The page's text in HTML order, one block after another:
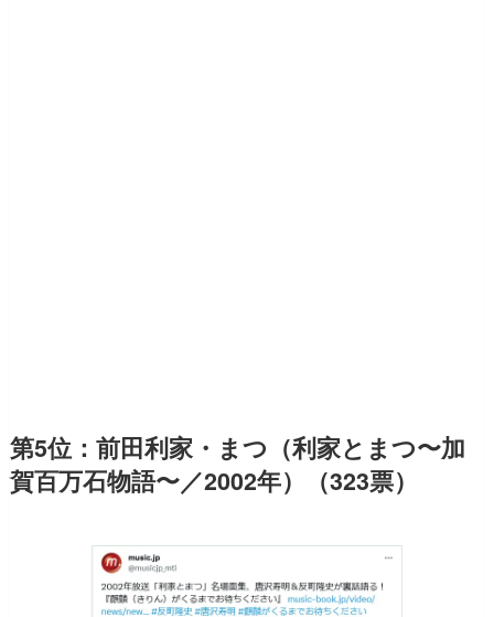
第5位：前田利家・まつ（利家とまつ〜加
賀百万石物語〜／2002年）（323票）